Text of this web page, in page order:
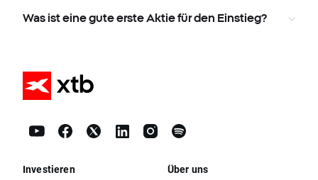
Was ist eine gute erste Aktie für den Einstieg?
Investieren Über uns